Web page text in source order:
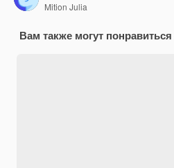
Mition Julia
Вам также могут